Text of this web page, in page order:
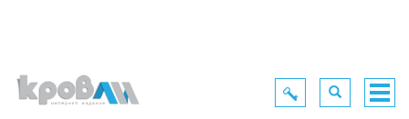
Toggle
navigation
Toggle
navigation